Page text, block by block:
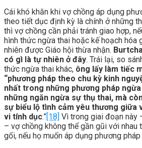
Cái khó khăn khi vợ chồng áp dụng
theo tiết dục định kỳ là chính ở những
thì vợ chồng cần phải tránh giao hợp,
hình thức ngừa thai hoặc kế hoạch hóa
nhiên được Giáo hội thừa nhận.
có gì là tự nhiên ở đây. Trái lại, so
thức ngừa thai khác, ông lấy làm tiếc
“phương pháp theo chu kỳ kinh
nhất trong những phương pháp ngừa
những ngăn ngừa sự thụ thai, mà
sự biểu lộ tình cảm yêu thương giữa
vi tính dục.” [18] Vì trong giai đoạn này
– vợ chồng không thể gần gũi với nhau
gối, nếu họ muốn áp dụng phương